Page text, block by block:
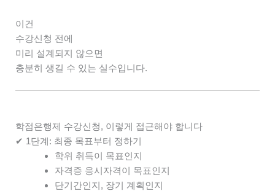
이건
수강신청 전에
미리 설계되지 않으면
충분히 생길 수 있는 실수입니다.
학점은행제 수강신청, 이렇게 접근해야 합니다
✔ 1단계: 최종 목표부터 정하기
학위 취득이 목표인지
자격증 응시자격이 목표인지
단기간인지, 장기 계획인지